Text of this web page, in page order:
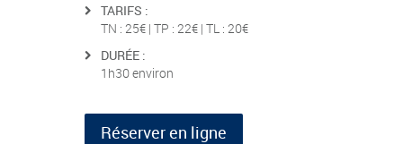
TARIFS :
TN : 25€ | TP : 22€ | TL : 20€
DURÉE :
1h30 environ
Réserver en ligne